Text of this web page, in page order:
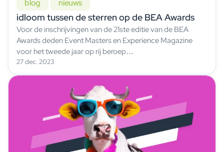
blog nieuws
idloom tussen de sterren op de BEA Awards
Voor de inschrijvingen van de 21ste editie van de BEA
Awards deden Event Masters en Experience Magazine
voor het tweede jaar op rij beroep…
27 dec. 2023